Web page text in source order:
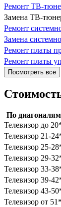
Ремонт ТВ-
Замена ТВ-
Ремонт
Замена
Ремонт платы
Ремонт платы
Посмотреть все
По диагоналям
Телевизор до
Телевизор 21-
Телевизор 25-
Телевизор 29-
Телевизор 33-
Телевизор 39-
Телевизор 43-
Телевизор от 51*